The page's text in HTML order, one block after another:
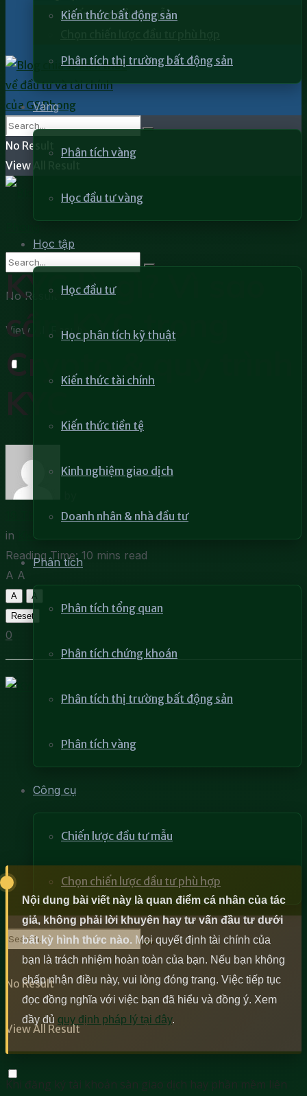
Kiến thức bất động sản
Phân tích thị trường bất động sản
Vàng
Phân tích vàng
Học đầu tư vàng
Học tập
Học đầu tư
Học phân tích kỹ thuật
Kiến thức tài chính
Kiến thức tiền tệ
Kinh nghiệm giao dịch
Doanh nhân & nhà đầu tư
Phân tích
Phân tích tổng quan
Phân tích chứng khoán
Phân tích thị trường bất động sản
Phân tích vàng
Công cụ
Chiến lược đầu tư mẫu
Chọn chiến lược đầu tư phù hợp
No Result
View All Result
Chiến lược đầu tư mẫu
No Result
View All Result
No Result
View All Result
KYC là gì? Vì sao
cần KYC trong
Crypto & quy trình
KYC
19 Tháng 8, 2022
in
Kiến thức tài chính
Reading Time: 10 mins read
A A
A
A
Reset
0
Nội dung bài viết này là quan điểm cá nhân của tác
giả, không phải lời khuyên hay tư vấn đầu tư dưới
bất kỳ hình thức nào. Mọi quyết định tài chính của
bạn là trách nhiệm hoàn toàn của bạn. Nếu bạn không
chấp nhận điều này, vui lòng đóng trang. Việc tiếp tục
đọc đồng nghĩa với việc bạn đã hiểu và đồng ý. Xem
đầy đủ quy định pháp lý tại đây.
Khi đăng ký tài khoản sàn giao dịch hay phần mềm liên